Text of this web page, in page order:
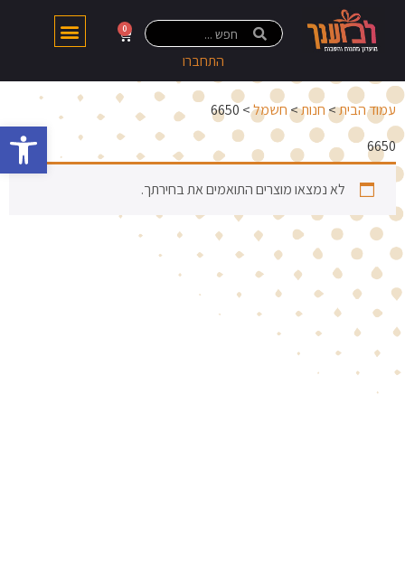
התחברו
0
עמוד הבית>חנות>חשמל> 6650
6650
לא נמצאו מוצרים התואמים את בחירתך.